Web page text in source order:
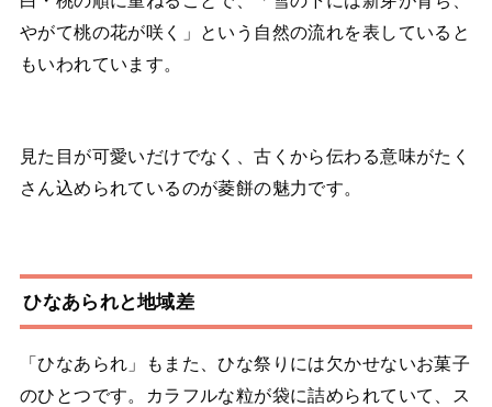
やがて桃の花が咲く」という自然の流れを表していると
もいわれています。
見た目が可愛いだけでなく、古くから伝わる意味がたく
さん込められているのが菱餅の魅力です。
ひなあられと地域差
「ひなあられ」もまた、ひな祭りには欠かせないお菓子
のひとつです。カラフルな粒が袋に詰められていて、ス